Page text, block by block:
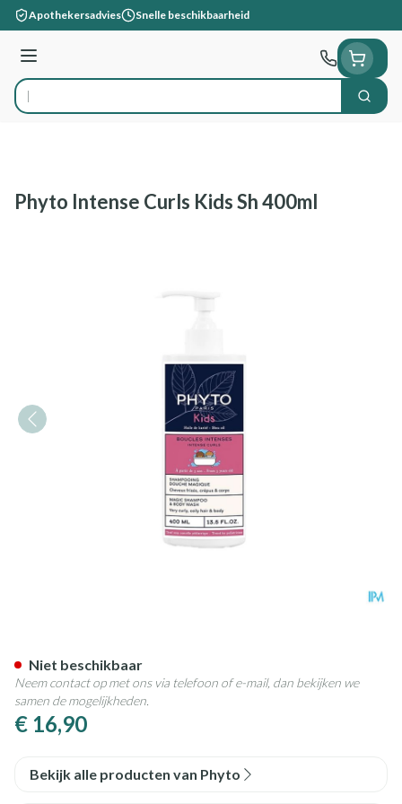
Ga naar de inhoud
Apothekersadvies Snelle beschikbaarheid
Menu
Product, merk, categorie... Zoek
Phyto Intense Curls Kids Sh 400ml
€ 16,90
Niet beschikbaar
Neem contact op met ons via telefoon of e-mail, dan bekijken we
samen de mogelijkheden.
Bekijk alle producten van Phyto